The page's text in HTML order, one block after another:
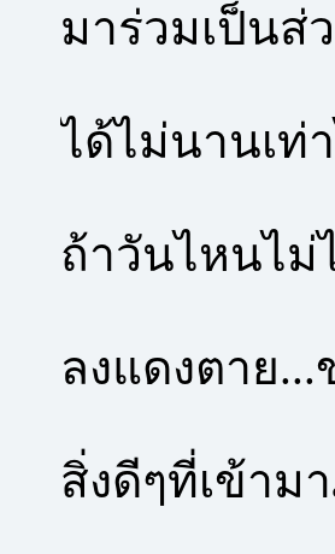
มาร่วมเป็นส่
ได้ไม่นานเท่
ถ้าวันไหนไม่
ลงแดงตาย
สิ่งดีๆที่เข้าม